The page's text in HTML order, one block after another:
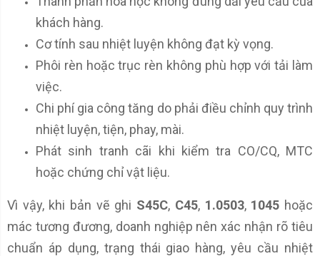
khách hàng.
Cơ tính sau nhiệt luyện không đạt kỳ vọng.
Phôi rèn hoặc trục rèn không phù hợp với tải làm
việc.
Chi phí gia công tăng do phải điều chỉnh quy trình
nhiệt luyện, tiện, phay, mài.
Phát sinh tranh cãi khi kiểm tra CO/CQ, MTC
hoặc chứng chỉ vật liệu.
Vì vậy, khi bản vẽ ghi S45C, C45, 1.0503, 1045 hoặc
mác tương đương, doanh nghiệp nên xác nhận rõ tiêu
chuẩn áp dụng, trạng thái giao hàng, yêu cầu nhiệt